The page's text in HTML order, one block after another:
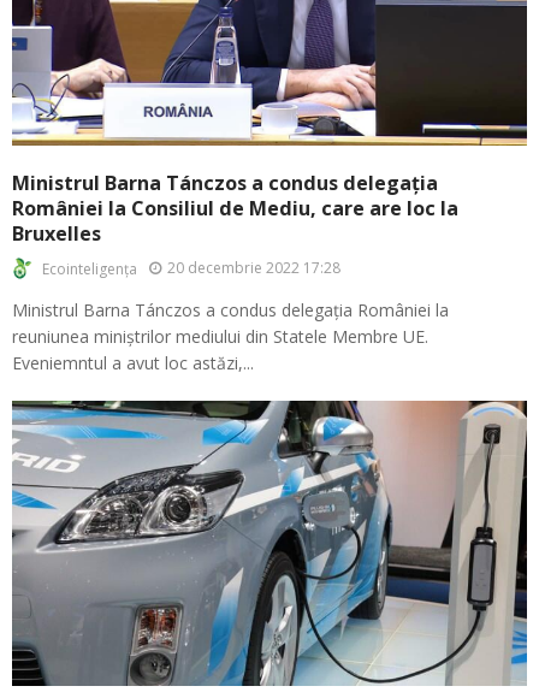
Ministrul Barna Tánczos a condus delegația
României la Consiliul de Mediu, care are loc la
Bruxelles
Ecointeligența 20 decembrie 2022 17:28
Ministrul Barna Tánczos a condus delegația României la
reuniunea miniștrilor mediului din Statele Membre UE.
Eveniemntul a avut loc astăzi,...